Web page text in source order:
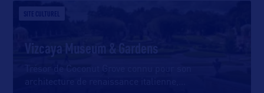
SITE CULTUREL
Vizcaya Museum & Gardens
architecture de renaissance italienne,